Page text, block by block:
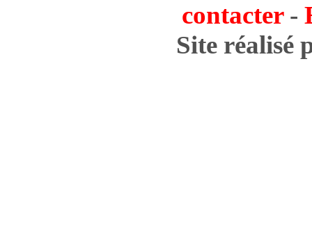
contacter-
Site réalisé